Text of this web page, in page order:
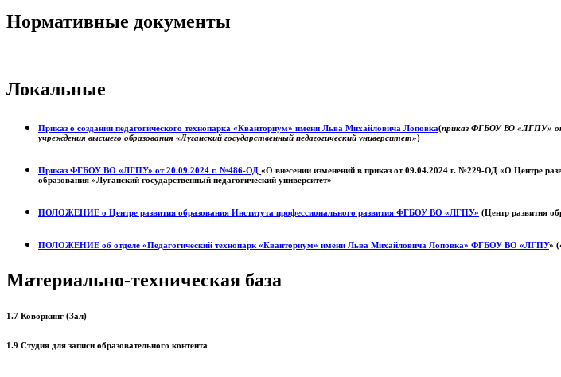
Нормативные документы
Локальные
Приказ о создании педагогического технопарка «Кванториум» имени Льва Михайловича Лоповка(приказ ФГБОУ ВО «ЛГПУ» от
учреждения высшего образования «Луганский государственный педагогический университет»)
Приказ ФГБОУ ВО «ЛГПУ» от 20.09.2024 г. №486-ОД «О внесении изменений в приказ от 09.04.2024 г. №229-ОД «О Центре
образования «Луганский государственный педагогический университет»
ПОЛОЖЕНИЕ о Центре развития образования Института профессионального развития ФГБОУ ВО «ЛГПУ» (Центр развития
ПОЛОЖЕНИЕ об отделе «Педагогический технопарк «Кванториум» имени Льва Михайловича Лоповка» ФГБОУ ВО «ЛГПУ»
Материально-техническая база
1.7 Коворкинг (Зал)
1.9 Студия для записи образовательного контента